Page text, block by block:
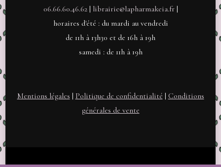
06.66.60.46.62| librairie@lapharmakeia.fr|
horaires d'été : du mardi au vendredi
de 11h à 13h30 et de 16h à 19h
samedi : de 11h à 19h
Mentions légales | Politique de confidentialité | Conditions
générales de vente